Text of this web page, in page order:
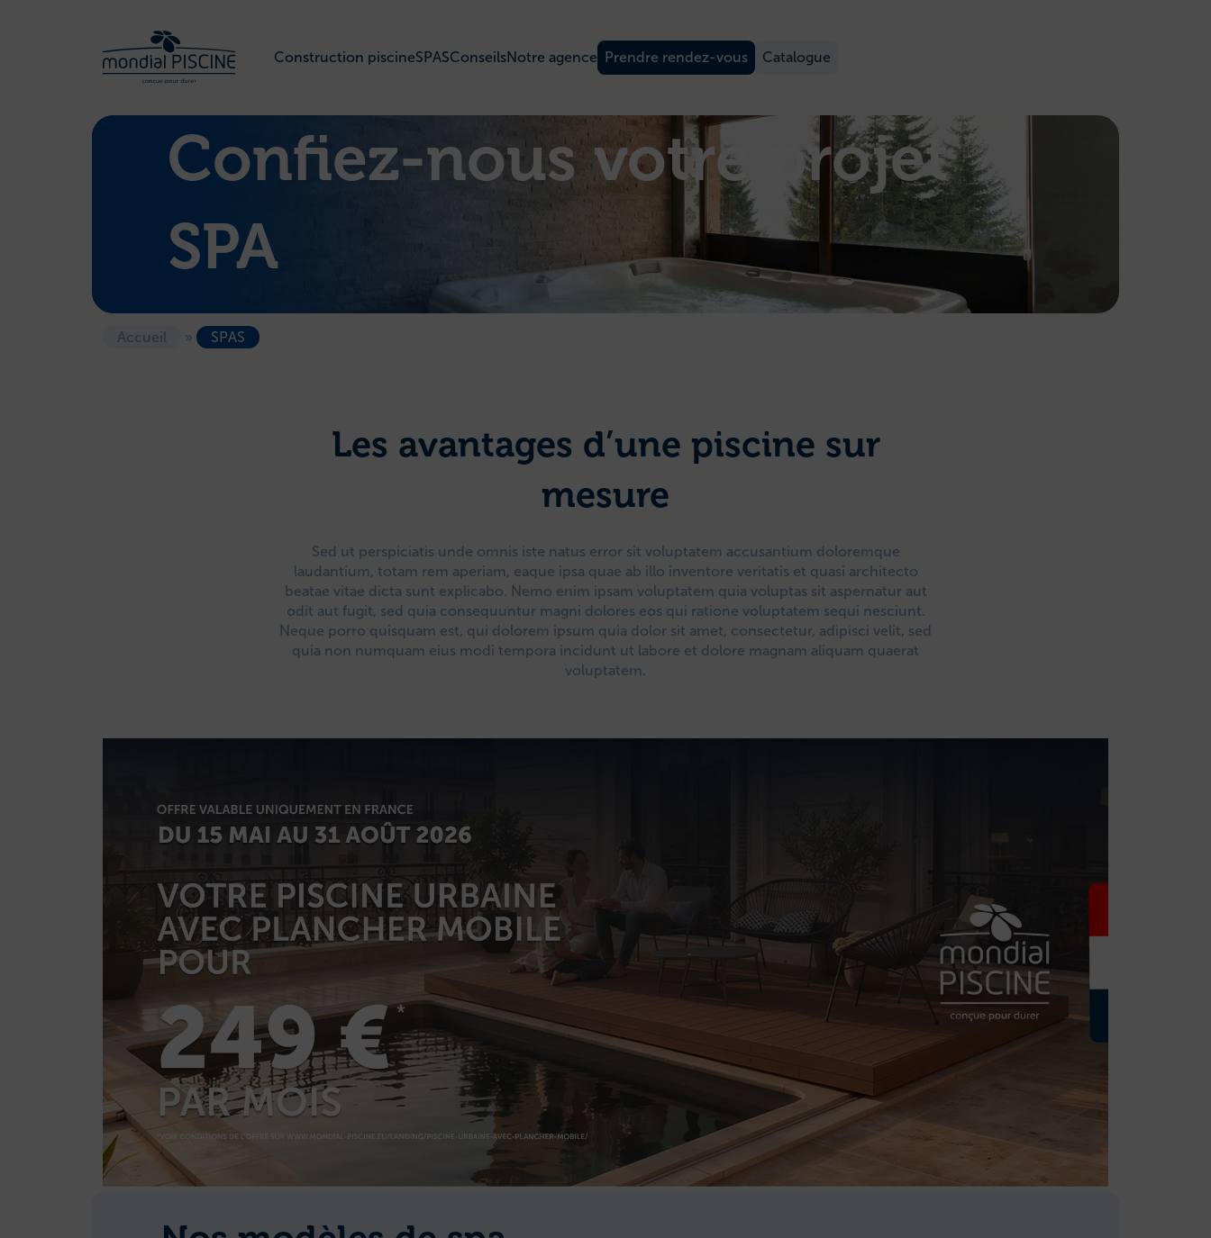
Construction piscineSPASConseilsNotre agence Prendre rendez-vous Catalogue
Confiez-nous votre projet
SPA
Accueil » SPAS
Les avantages d’une piscine sur
mesure
Sed ut perspiciatis unde omnis iste natus error sit voluptatem accusantium doloremque
laudantium, totam rem aperiam, eaque ipsa quae ab illo inventore veritatis et quasi architecto
beatae vitae dicta sunt explicabo. Nemo enim ipsam voluptatem quia voluptas sit aspernatur aut
odit aut fugit, sed quia consequuntur magni dolores eos qui ratione voluptatem sequi nesciunt.
Neque porro quisquam est, qui dolorem ipsum quia dolor sit amet, consectetur, adipisci velit, sed
quia non numquam eius modi tempora incidunt ut labore et dolore magnam aliquam quaerat
voluptatem.